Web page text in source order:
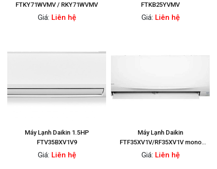
FTKY71WVMV / RKY71WVMV
Giá: Liên hệ
FTKB25YVMV
Giá: Liên hệ
Máy Lạnh Daikin 1.5HP
FTV35BXV1V9
Giá: Liên hệ
Máy Lạnh Daikin
FTF35XV1V/RF35XV1V mono
1.5Hp
Giá: Liên hệ